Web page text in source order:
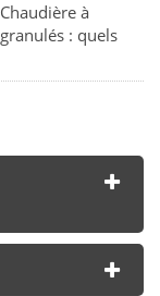
Chaudière à
granulés : quels